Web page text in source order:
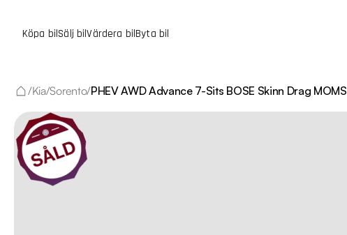
Köpa bilSälj bilVärdera bilByta bil
/Kia/Sorento/PHEV AWD Advance 7-Sits BOSE Skinn Drag MOMS